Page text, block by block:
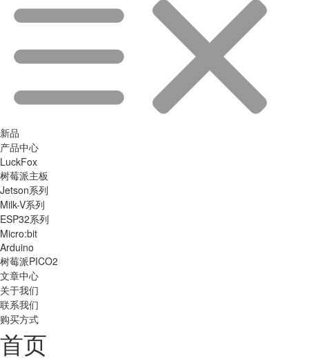
新品
产品中心
LuckFox
树莓派主板
Jetson系列
Milk-V系列
ESP32系列
Micro:bit
Arduino
树莓派PICO2
文章中心
关于我们
联系我们
购买方式
首页